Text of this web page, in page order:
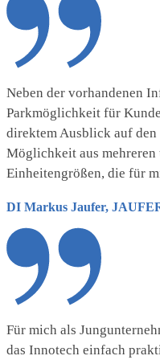
Neben der vorhandenen
Parkmöglichkeit für
direktem Ausblick auf
Möglichkeit aus
Einheitengrößen, die für
DI Markus Jaufer,
Für mich als
das Innotech einfach